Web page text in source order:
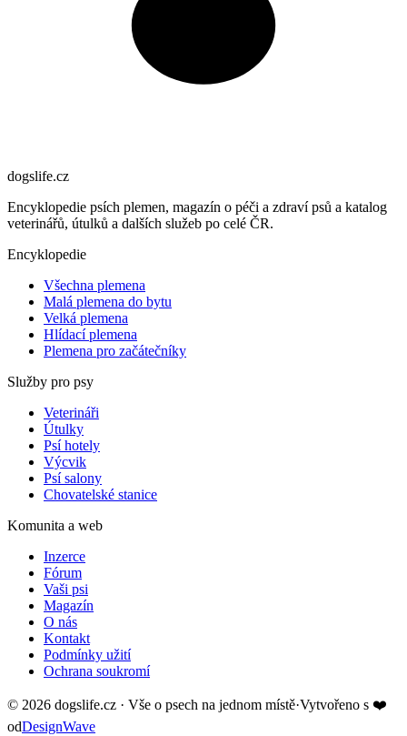
dogslife.cz
Encyklopedie psích plemen, magazín o péči a zdraví psů a katalog
veterinářů, útulků a dalších služeb po celé ČR.
Encyklopedie
Všechna plemena
Malá plemena do bytu
Velká plemena
Hlídací plemena
Plemena pro začátečníky
Služby pro psy
Veterináři
Útulky
Psí hotely
Výcvik
Psí salony
Chovatelské stanice
Komunita a web
Inzerce
Fórum
Vaši psi
Magazín
O nás
Kontakt
Podmínky užití
Ochrana soukromí
© 2026 dogslife.cz · Vše o psech na jednom místě·Vytvořeno s ❤️
odDesignWave